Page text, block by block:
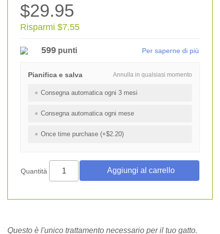
$29.95
Risparmi $7.55
599 punti Per saperne di più
Annulla in qualsiasi momento
Pianifica e salva
Consegna automatica ogni 3 mesi
Consegna automatica ogni mese
Once time purchase (+$2.20)
Quantità
Questo è l'unico trattamento necessario per il tuo gatto.